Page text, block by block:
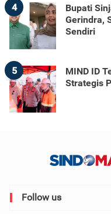
4
Bupati
Gerindra,
Sendiri
5
MIND ID
Strategis
Follow us